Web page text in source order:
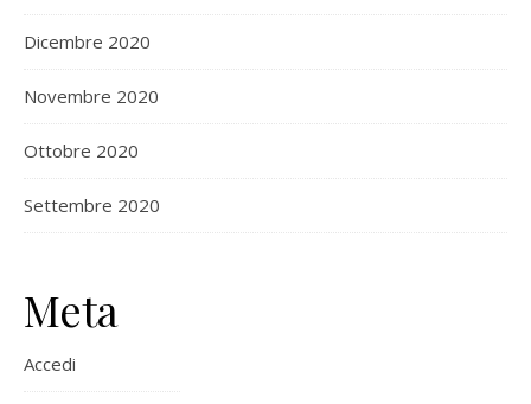
Dicembre 2020
Novembre 2020
Ottobre 2020
Settembre 2020
Meta
Accedi